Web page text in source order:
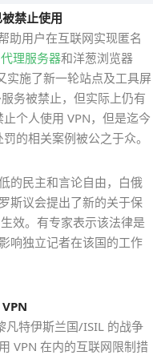
禁止使用
助用户在互联网实现匿名
代理服务器和洋葱浏览器
实施了新一轮站点及工具屏
务被禁止，但实际上仍有
个人使用 VPN，但是迄今
的相关案例被公之于众。
的民主和言论自由，白俄
斯议会提出了新的关于保
效。有专家表示该法律是
响独立记者在该国的工作
特伊斯兰国/ISIL 的战争
VPN 在内的互联网限制措